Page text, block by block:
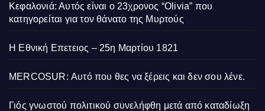
Κεφαλονιά: Αυτός είναι ο 23χρονος “Olivia” που
κατηγορείται για τον θάνατο της Μυρτούς
Η Εθνική Επετειος – 25η Μαρτίου 1821
MERCOSUR: Αυτό που θες να ξέρεις και δεν σου λένε.
Γιός γνωστού πολιτικού συνελήφθη μετά από καταδίωξη